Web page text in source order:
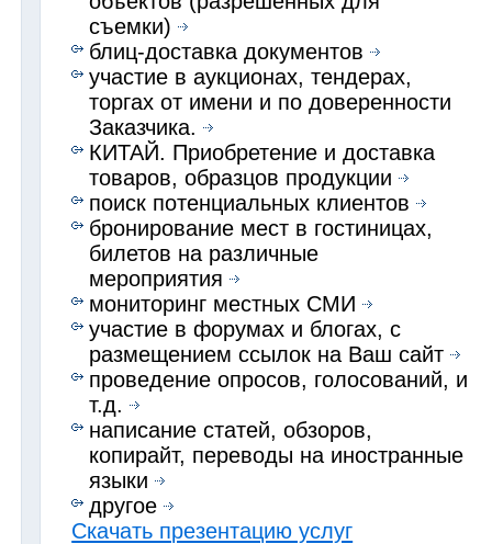
съемки)
блиц-доставка документов
участие в аукционах, тендерах,
торгах от имени и по доверенности
Заказчика.
КИТАЙ. Приобретение и доставка
товаров, образцов продукции
поиск потенциальных клиентов
бронирование мест в гостиницах,
билетов на различные
мероприятия
мониторинг местных СМИ
участие в форумах и блогах, с
размещением ссылок на Ваш сайт
проведение опросов, голосований, и
т.д.
написание статей, обзоров,
копирайт, переводы на иностранные
языки
другое
Скачать презентацию услуг